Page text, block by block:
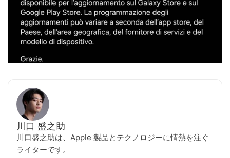
川口 盛之助
川口盛之助は、Apple 製品とテクノロジーに情熱を注ぐ
ライターです。